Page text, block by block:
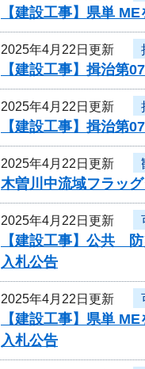
【建設工事】県単
2025年4月22日更新
【建設工事】揖治第
2025年4月22日更新
【建設工事】揖治第
2025年4月22日更新
木曽川中流域フラッ
2025年4月22日更新
【建設工事】公共
入札公告
2025年4月22日更新
【建設工事】県単
入札公告